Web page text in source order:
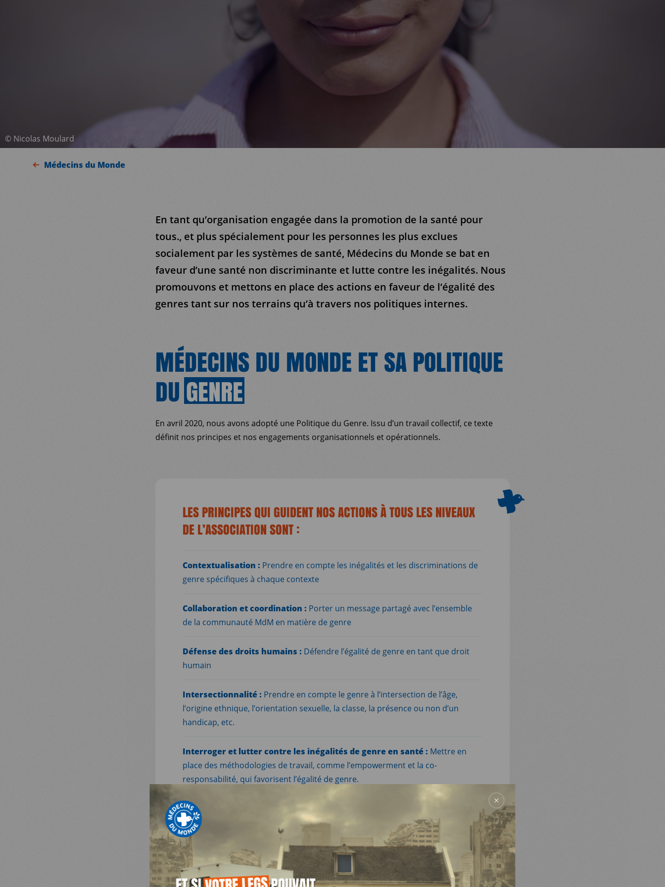
SUR LE TERRAIN
ACTUALITÉS
© Nicolas Moulard
Médecins du Monde
En tant qu’organisation engagée dans la promotion de la santé pour
tous., et plus spécialement pour les personnes les plus exclues
socialement par les systèmes de santé, Médecins du Monde se bat en
faveur d’une santé non discriminante et lutte contre les inégalités. Nous
promouvons et mettons en place des actions en faveur de l’égalité des
genres tant sur nos terrains qu’à travers nos politiques internes.
MÉDECINS DU MONDE ET SA POLITIQUE
DU GENRE
En avril 2020, nous avons adopté une Politique du Genre. Issu d’un travail collectif, ce texte
définit nos principes et nos engagements organisationnels et opérationnels.
LES PRINCIPES QUI GUIDENT NOS ACTIONS À TOUS LES NIVEAUX
DE L’ASSOCIATION SONT :
Contextualisation : Prendre en compte les inégalités et les discriminations de
genre spécifiques à chaque contexte
Collaboration et coordination : Porter un message partagé avec l’ensemble
de la communauté MdM en matière de genre
Défense des droits humains : Défendre l’égalité de genre en tant que droit
humain
Intersectionnalité : Prendre en compte le genre à l’intersection de l’âge,
l’origine ethnique, l’orientation sexuelle, la classe, la présence ou non d’un
handicap, etc.
Interroger et lutter contre les inégalités de genre en santé : Mettre en
place des méthodologies de travail, comme l’empowerment et la co-
responsabilité, qui favorisent l’égalité de genre.
Participation :
usagers et usagères des services.
Promouvoir l’autonomie corporelle, psychologique et sexuelle des
personnes :Lutter contre les violences liées au genre (VLG) et faire la
promotion des droits sexuels et reproductifs.